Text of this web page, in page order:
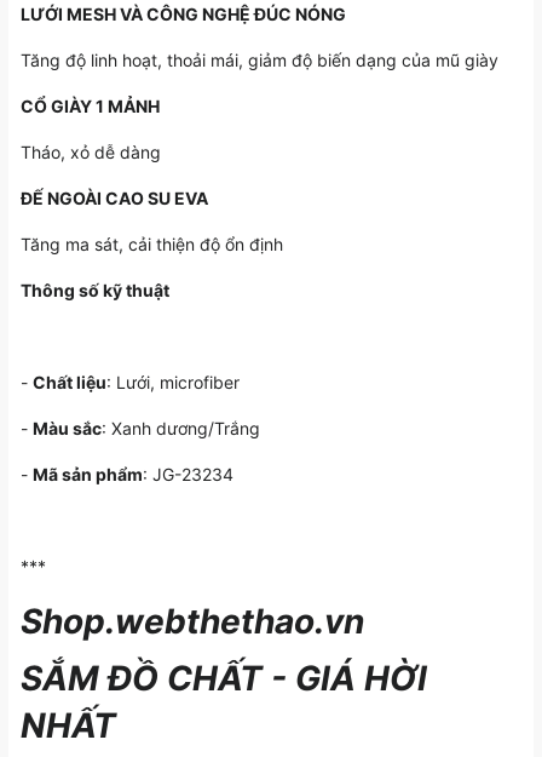
LƯỚI MESH VÀ CÔNG NGHỆ ĐÚC NÓNG
Tăng độ linh hoạt, thoải mái, giảm độ biến dạng của mũ giày
CỔ GIÀY 1 MẢNH
Tháo, xỏ dễ dàng
ĐẾ NGOÀI CAO SU EVA
Tăng ma sát, cải thiện độ ổn định
Thông số kỹ thuật
- Chất liệu: Lưới, microfiber
- Màu sắc: Xanh dương/Trắng
- Mã sản phẩm: JG-23234
***
Shop.webthethao.vn
SẮM ĐỒ CHẤT - GIÁ HỜI
NHẤT